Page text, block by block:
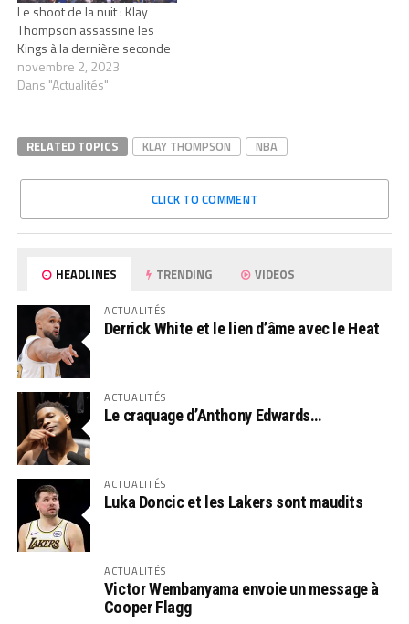
Le shoot de la nuit : Klay
Thompson assassine les
Kings à la dernière seconde
novembre 2, 2023
Dans "Actualités"
RELATED TOPICS KLAY THOMPSON NBA
CLICK TO COMMENT
HEADLINES TRENDING VIDEOS
ACTUALITÉS
Derrick White et le lien d’âme avec le Heat
ACTUALITÉS
Le craquage d’Anthony Edwards…
ACTUALITÉS
Luka Doncic et les Lakers sont maudits
ACTUALITÉS
Victor Wembanyama envoie un message à
Cooper Flagg